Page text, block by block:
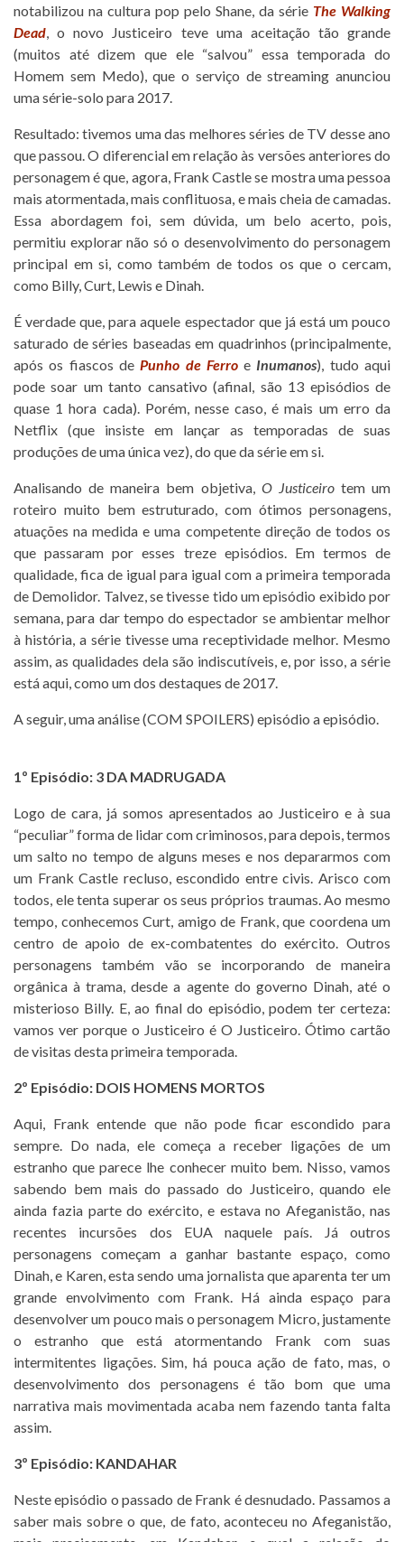
notabilizou na cultura pop pelo Shane, da série The Walking
Dead, o novo Justiceiro teve uma aceitação tão grande
(muitos até dizem que ele “salvou” essa temporada do
Homem sem Medo), que o serviço de streaming anunciou
uma série-solo para 2017.
Resultado: tivemos uma das melhores séries de TV desse ano
que passou. O diferencial em relação às versões anteriores do
personagem é que, agora, Frank Castle se mostra uma pessoa
mais atormentada, mais conflituosa, e mais cheia de camadas.
Essa abordagem foi, sem dúvida, um belo acerto, pois,
permitiu explorar não só o desenvolvimento do personagem
principal em si, como também de todos os que o cercam,
como Billy, Curt, Lewis e Dinah.
É verdade que, para aquele espectador que já está um pouco
saturado de séries baseadas em quadrinhos (principalmente,
após os fiascos dePunho de Ferroe Inumanos), tudo aqui
pode soar um tanto cansativo (afinal, são 13 episódios de
quase 1 hora cada). Porém, nesse caso, é mais um erro da
Netflix (que insiste em lançar as temporadas de suas
produções de uma única vez), do que da série em si.
Analisando de maneira bem objetiva, O Justiceirotem um
roteiro muito bem estruturado, com ótimos personagens,
atuações na medida e uma competente direção de todos os
que passaram por esses treze episódios. Em termos de
qualidade, fica de igual para igual com a primeira temporada
de Demolidor. Talvez, se tivesse tido um episódio exibido por
semana, para dar tempo do espectador se ambientar melhor
à história, a série tivesse uma receptividade melhor. Mesmo
assim, as qualidades dela são indiscutíveis, e, por isso, a série
está aqui, como um dos destaques de 2017.
A seguir, uma análise (COM SPOILERS) episódio a episódio.
1º Episódio: 3 DA MADRUGADA
Logo de cara, já somos apresentados ao Justiceiro e à sua
“peculiar” forma de lidar com criminosos, para depois, termos
um salto no tempo de alguns meses e nos depararmos com
um Frank Castle recluso, escondido entre civis. Arisco com
todos, ele tenta superar os seus próprios traumas. Ao mesmo
tempo, conhecemos Curt, amigo de Frank, que coordena um
centro de apoio de ex-combatentes do exército. Outros
personagens também vão se incorporando de maneira
orgânica à trama, desde a agente do governo Dinah, até o
misterioso Billy. E, ao final do episódio, podem ter certeza:
vamos ver porque o Justiceiro é O Justiceiro. Ótimo cartão
de visitas desta primeira temporada.
2º Episódio: DOIS HOMENS MORTOS
Aqui, Frank entende que não pode ficar escondido para
sempre. Do nada, ele começa a receber ligações de um
estranho que parece lhe conhecer muito bem. Nisso, vamos
sabendo bem mais do passado do Justiceiro, quando ele
ainda fazia parte do exército, e estava no Afeganistão, nas
recentes incursões dos EUA naquele país. Já outros
personagens começam a ganhar bastante espaço, como
Dinah, e Karen, esta sendo uma jornalista que aparenta ter um
grande envolvimento com Frank. Há ainda espaço para
desenvolver um pouco mais o personagem Micro, justamente
o estranho que está atormentando Frank com suas
intermitentes ligações. Sim, há pouca ação de fato, mas, o
desenvolvimento dos personagens é tão bom que uma
narrativa mais movimentada acaba nem fazendo tanta falta
assim.
3º Episódio: KANDAHAR
Neste episódio o passado de Frank é desnudado. Passamos a
saber mais sobre o que, de fato, aconteceu no Afeganistão,